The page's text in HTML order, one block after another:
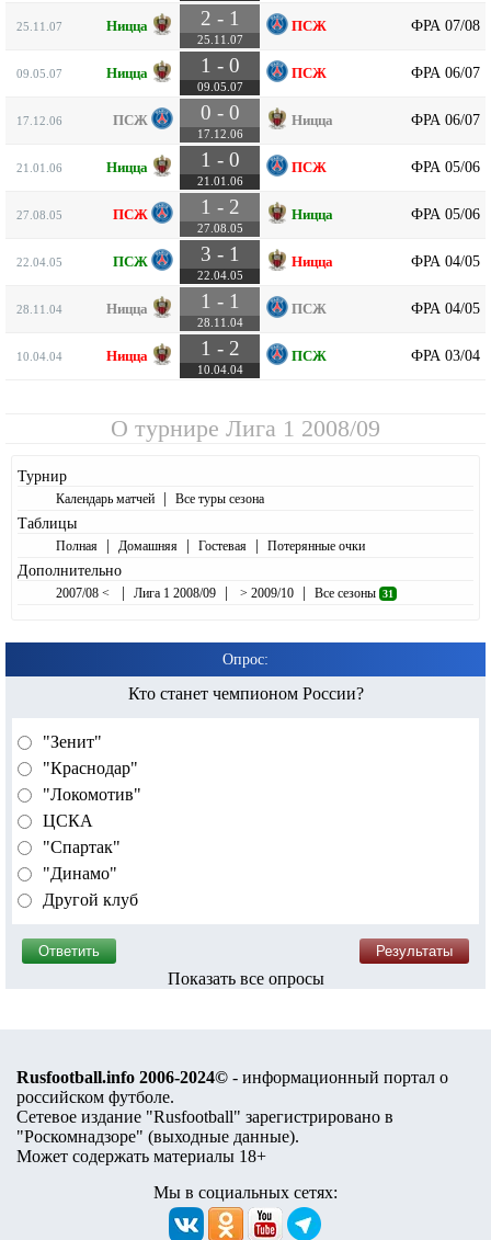
25.11.07 Ницца 2 - 1
25.11.07
ПСЖ ФРА 07/08
09.05.07 Ницца 1 - 0
09.05.07
ПСЖ ФРА 06/07
17.12.06 ПСЖ 0 - 0
17.12.06
Ницца ФРА 06/07
21.01.06 Ницца 1 - 0
21.01.06
ПСЖ ФРА 05/06
27.08.05 ПСЖ 1 - 2
27.08.05
Ницца ФРА 05/06
22.04.05 ПСЖ 3 - 1
22.04.05
Ницца ФРА 04/05
28.11.04 Ницца 1 - 1
28.11.04
ПСЖ ФРА 04/05
10.04.04 Ницца 1 - 2
10.04.04
ПСЖ ФРА 03/04
О турнире Лига 1 2008/09
Турнир
Календарь матчей | Все туры сезона
Таблицы
Полная | Домашняя | Гостевая | Потерянные очки
Дополнительно
2007/08 < | Лига 1 2008/09 | > 2009/10 | Все сезоны 31
Опрос:
Кто станет чемпионом России?
"Зенит"
"Краснодар"
"Локомотив"
ЦСКА
"Спартак"
"Динамо"
Другой клуб
Показать все опросы
Rusfootball.info 2006-2024© - информационный портал о
российском футболе.
Сетевое издание "Rusfootball" зарегистрировано в
"Роскомнадзоре" (выходные данные).
Может содержать материалы 18+
Мы в социальных сетях: